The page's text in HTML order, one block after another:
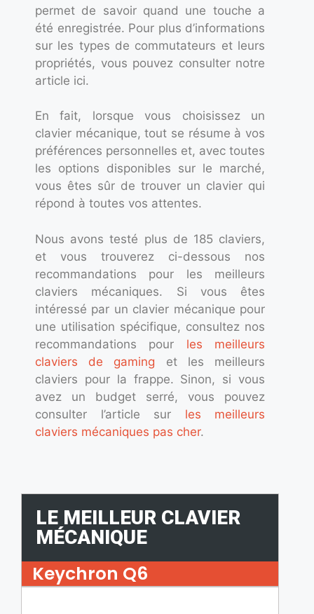
permet de savoir quand une touche a
été enregistrée. Pour plus d’informations
sur les types de commutateurs et leurs
propriétés, vous pouvez consulter notre
article ici.
En fait, lorsque vous choisissez un
clavier mécanique, tout se résume à vos
préférences personnelles et, avec toutes
les options disponibles sur le marché,
vous êtes sûr de trouver un clavier qui
répond à toutes vos attentes.
Nous avons testé plus de 185 claviers,
et vous trouverez ci-dessous nos
recommandations pour les meilleurs
claviers mécaniques. Si vous êtes
intéressé par un clavier mécanique pour
une utilisation spécifique, consultez nos
recommandations pour les meilleurs
claviers de gaming et les meilleurs
claviers pour la frappe. Sinon, si vous
avez un budget serré, vous pouvez
consulter l’article sur les meilleurs
claviers mécaniques pas cher.
LE MEILLEUR CLAVIER
MÉCANIQUE
Keychron Q6